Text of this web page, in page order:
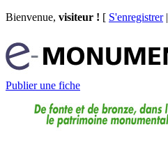
Bienvenue, visiteur ! [ S'enregistrer|
Publier une fiche